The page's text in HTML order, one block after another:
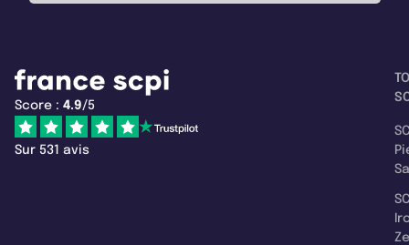
Score : 4.9/5
Sur 531 avis